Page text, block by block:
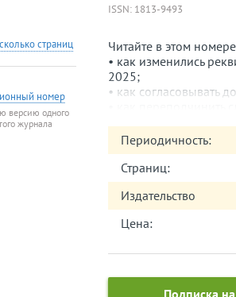
страниц
номер
версию одного
журнала
ISSN: 1813-9493
Читайте в этом
• как изменились
2025;
• как согласовывать
• как подать
• как организовать
Периодичность:
Страниц:
Издательство
Цена: